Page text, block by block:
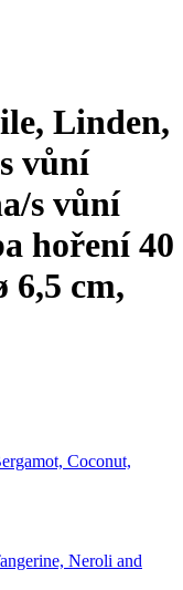
Linden,
vůní
s vůní
hoření 40
6,5 cm,
Coconut,
Neroli and